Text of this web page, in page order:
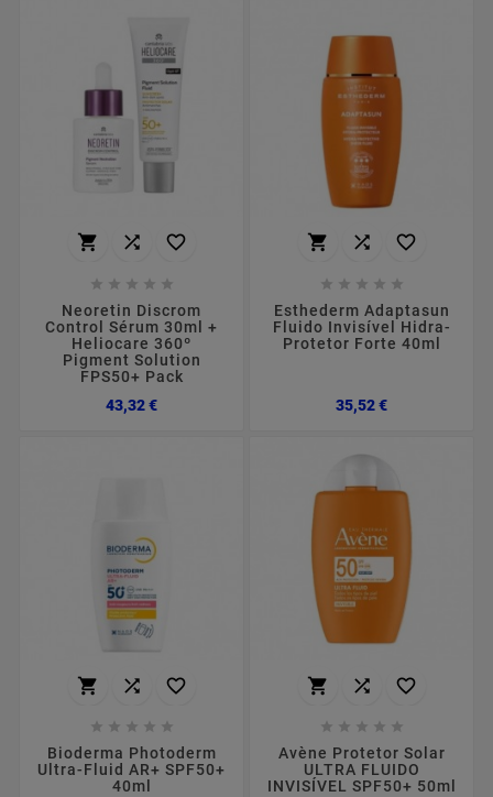
  
    
Neoretin Discrom
Control Sérum 30ml +
Heliocare 360º
Pigment Solution
FPS50+ Pack
43,32 €Preço
  
    
Esthederm Adaptasun
Fluido Invisível Hidra-
Protetor Forte 40ml
35,52 €Preço
  
    
Bioderma Photoderm
Ultra-Fluid AR+ SPF50+
40ml
  
    
Avène Protetor Solar
ULTRA FLUIDO
INVISÍVEL SPF50+ 50ml